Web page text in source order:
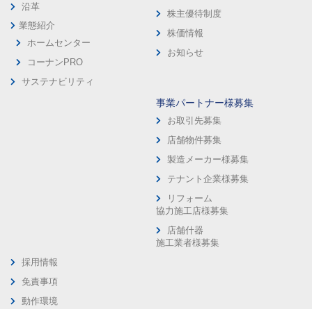
沿革
業態紹介
ホームセンター
コーナンPRO
サステナビリティ
株主優待制度
株価情報
お知らせ
事業パートナー様募集
お取引先募集
店舗物件募集
製造メーカー様募集
テナント企業様募集
リフォーム
協力施工店様募集
店舗什器
施工業者様募集
採用情報
免責事項
動作環境